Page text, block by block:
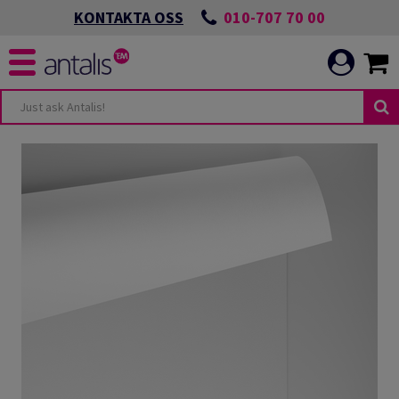
KONTAKTA OSS 010-707 70 00